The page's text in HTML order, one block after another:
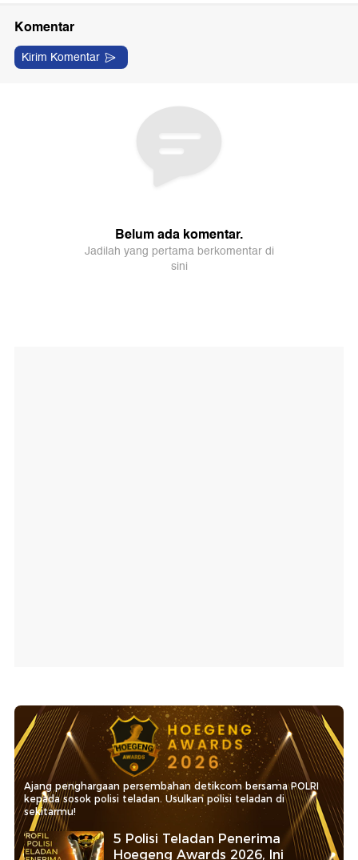
Ajang penghargaan persembahan detikcom bersama POLRI
kepada sosok polisi teladan. Usulkan polisi teladan di
sekitarmu!
5 Polisi Teladan Penerima
Hoegeng Awards 2026, Ini